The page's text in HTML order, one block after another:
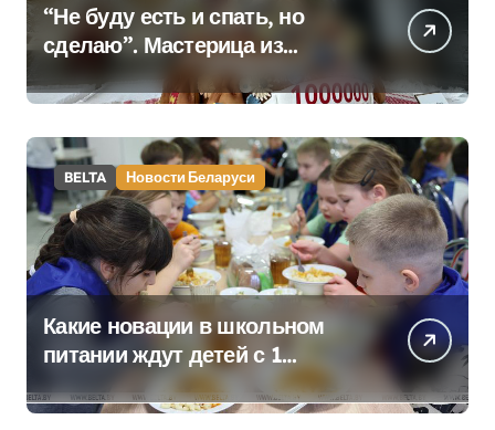
“Не буду есть и спать, но
сделаю”. Мастерица из
Молодечно о 50-
килограммовом каравае для
Дворца Независимости
BELTA Новости Беларуси
Какие новации в школьном
питании ждут детей с 1
сентября, рассказали в
правительстве